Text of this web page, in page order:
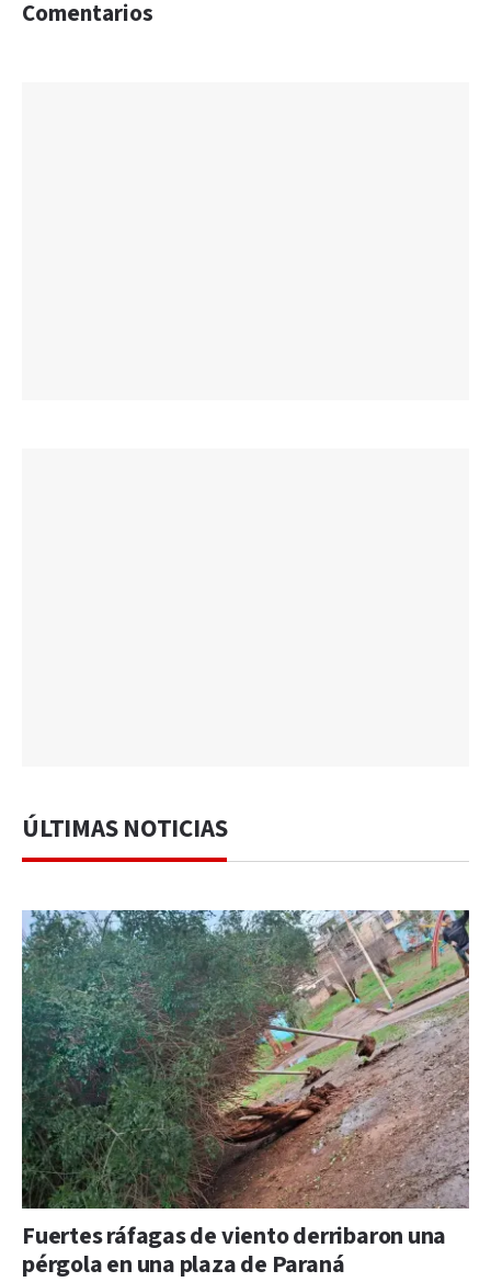
Comentarios
ÚLTIMAS NOTICIAS
Fuertes ráfagas de viento derribaron una
pérgola en una plaza de Paraná